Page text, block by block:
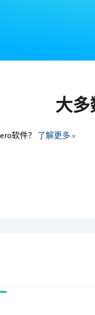
大多
软件？ 了解更多 »